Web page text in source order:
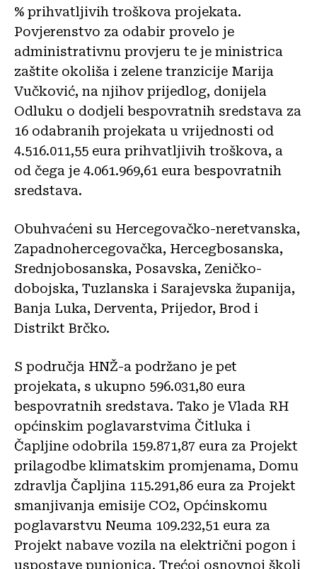
% prihvatljivih troškova projekata.
Povjerenstvo za odabir provelo je
administrativnu provjeru te je ministrica
zaštite okoliša i zelene tranzicije Marija
Vučković, na njihov prijedlog, donijela
Odluku o dodjeli bespovratnih sredstava za
16 odabranih projekata u vrijednosti od
4.516.011,55 eura prihvatljivih troškova, a
od čega je 4.061.969,61 eura bespovratnih
sredstava.
Obuhvaćeni su Hercegovačko-neretvanska,
Zapadnohercegovačka, Hercegbosanska,
Srednjobosanska, Posavska, Zeničko-
dobojska, Tuzlanska i Sarajevska županija,
Banja Luka, Derventa, Prijedor, Brod i
Distrikt Brčko.
S područja HNŽ-a podržano je pet
projekata, s ukupno 596.031,80 eura
bespovratnih sredstava. Tako je Vlada RH
općinskim poglavarstvima Čitluka i
Čapljine odobrila 159.871,87 eura za Projekt
prilagodbe klimatskim promjenama, Domu
zdravlja Čapljina 115.291,86 eura za Projekt
smanjivanja emisije CO2, Općinskomu
poglavarstvu Neuma 109.232,51 eura za
Projekt nabave vozila na električni pogon i
uspostave punionica, Trećoj osnovnoj školi